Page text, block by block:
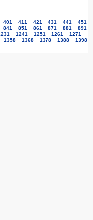
401 – 411 – 421 – 431 – 441 – 451
841 – 851 – 861 – 871 – 881 – 891
– 1241 – 1251 – 1261 – 1271 –
– 1358 – 1368 – 1378 – 1388 – 1398